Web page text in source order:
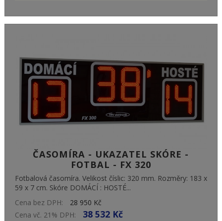
ČASOMÍRA - UKAZATEL SKÓRE -
FOTBAL - FX 320
Fotbalová časomíra. Velikost číslic: 320 mm. Rozměry: 183 x
59 x 7 cm. Skóre DOMÁCÍ : HOSTÉ...
Cena bez DPH:
28 950 Kč
Cena vč. 21% DPH:
38 532 Kč